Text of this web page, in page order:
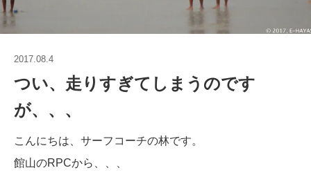
2017.08.4
つい、走りすぎてしまうのです
が、、、
こんにちは、サーフコーチの林です。
館山のRPCから、、、